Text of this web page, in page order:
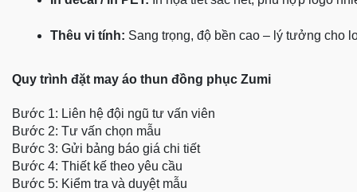
Thêu vi tính: Sang trọng, độ bền cao – lý tưởng cho
Quy trình đặt may áo thun đồng phục Zumi
Bước 1: Liên hệ đội ngũ tư vấn viên
Bước 2: Tư vấn chọn mẫu
Bước 3: Gửi bảng báo giá chi tiết
Bước 4: Thiết kế theo yêu cầu
Bước 5: Kiểm tra và duyệt mẫu